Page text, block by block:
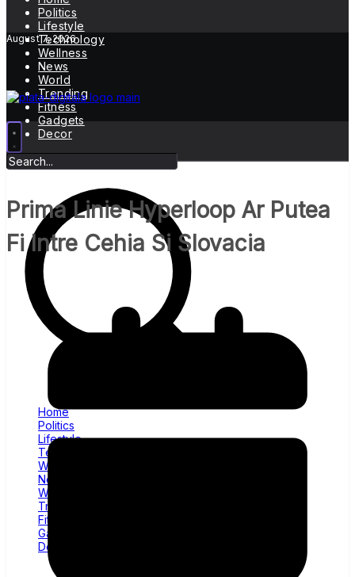
Politics
Lifestyle
Technology
Wellness
News
World
Trending
Fitness
Gadgets
Decor
August 7, 2026
Home
Politics
Lifestyle
Technology
Wellness
News
World
Trending
Fitness
Gadgets
Decor
Prima LinieHyperloop Ar Putea
Fi Intre Cehia Si Slovacia